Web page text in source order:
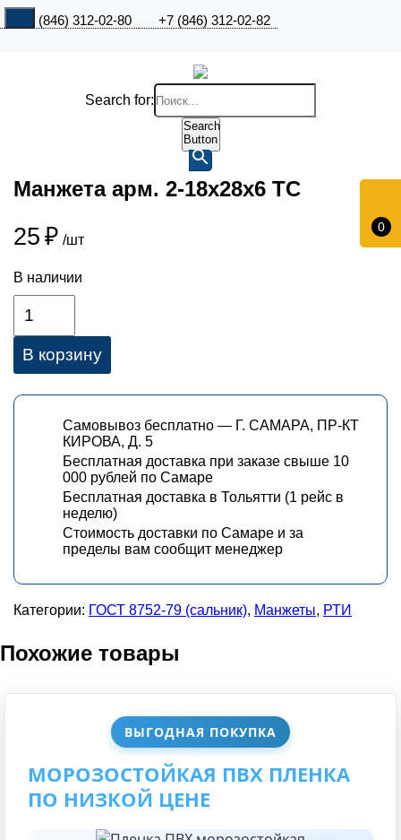
+7 (846) 312-02-80 +7 (846) 312-02-82
0
Search for:
Search
Button
ВЫГОДНАЯ ПОКУПКА
МОРОЗОСТОЙКАЯ ПВХ ПЛЕНКА
ПО НИЗКОЙ ЦЕНЕ
Манжета арм. 2-18х28х6 ТС
25 ₽ /шт
В наличии
В корзину
Самовывоз бесплатно — Г. САМАРА, ПР-КТ
КИРОВА, Д. 5
Бесплатная доставка при заказе свыше 10
000 рублей по Самаре
Бесплатная доставка в Тольятти (1 рейс в
неделю)
Стоимость доставки по Самаре и за
пределы вам сообщит менеджер
Категории: ГОСТ 8752-79 (сальник), Манжеты, РТИ
Похожие товары